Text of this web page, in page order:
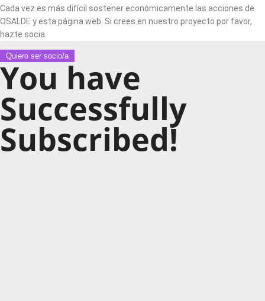
Cada vez es más difícil sostener económicamente las acciones de
OSALDE y esta página web. Si crees en nuestro proyecto por favor,
hazte socia.
Quiero ser socio/a
You have
Successfully
Subscribed!